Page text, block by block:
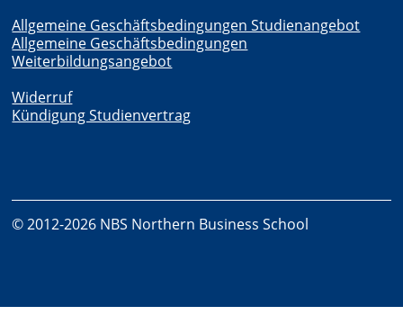
Allgemeine Geschäftsbedingungen Studienangebot
Allgemeine Geschäftsbedingungen
Weiterbildungsangebot
Widerruf
Kündigung Studienvertrag
© 2012-2026 NBS Northern Business School